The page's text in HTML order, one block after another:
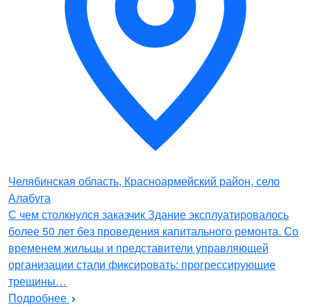
Челябинская область, Красноармейский район, село
Алабуга
С чем столкнулся заказчик Здание эксплуатировалось
более 50 лет без проведения капитального ремонта. Со
временем жильцы и представители управляющей
организации стали фиксировать: прогрессирующие
трещины…
Подробнее